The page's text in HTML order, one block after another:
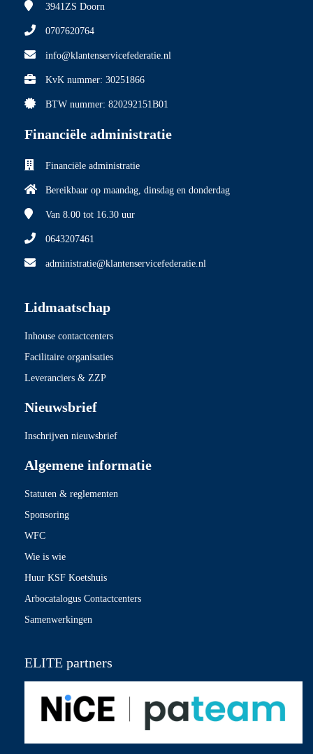
3941ZS Doorn
0707620764
info@klantenservicefederatie.nl
KvK nummer: 30251866
BTW nummer: 820292151B01
Financiële administratie
Financiële administratie
Bereikbaar op maandag, dinsdag en donderdag
Van 8.00 tot 16.30 uur
0643207461
administratie@klantenservicefederatie.nl
Lidmaatschap
Inhouse contactcenters
Facilitaire organisaties
Leveranciers & ZZP
Nieuwsbrief
Inschrijven nieuwsbrief
Algemene informatie
Statuten & reglementen
Sponsoring
WFC
Wie is wie
Huur KSF Koetshuis
Arbocatalogus Contactcenters
Samenwerkingen
ELITE partners